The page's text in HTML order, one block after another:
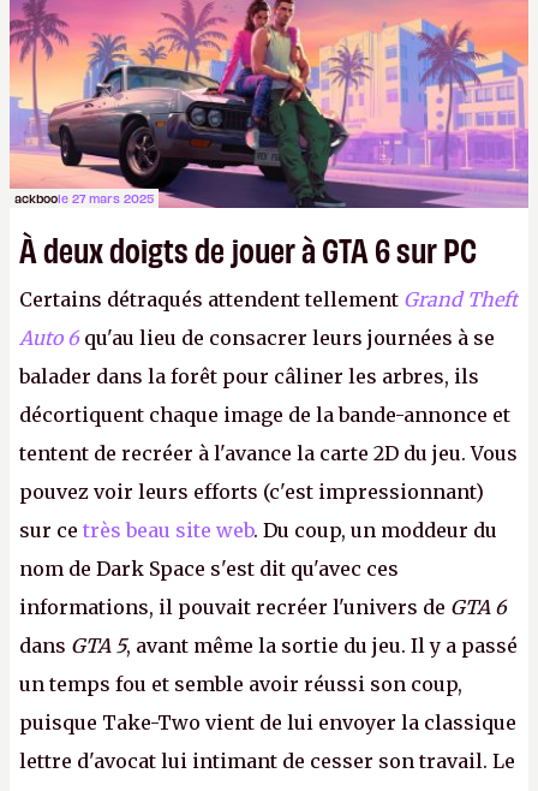
gros dissipateurs. Point d’Epyc recyclé, et surtout,
pas de petit poney courageux. Terrible déception.
ackboole 27 mars 2025
À deux doigts de jouer à GTA 6 sur PC
Certains détraqués attendent tellement Grand Theft
Auto 6 qu'au lieu de consacrer leurs journées à se
balader dans la forêt pour câliner les arbres, ils
décortiquent chaque image de la bande-annonce et
tentent de recréer à l'avance la carte 2D du jeu. Vous
pouvez voir leurs efforts (c'est impressionnant)
sur ce très beau site web. Du coup, un moddeur du
nom de Dark Space s'est dit qu'avec ces
informations, il pouvait recréer l'univers de GTA 6
dans GTA 5, avant même la sortie du jeu. Il y a passé
un temps fou et semble avoir réussi son coup,
puisque Take-Two vient de lui envoyer la classique
lettre d'avocat lui intimant de cesser son travail. Le